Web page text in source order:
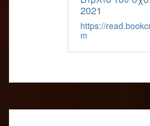
2021
https://
m